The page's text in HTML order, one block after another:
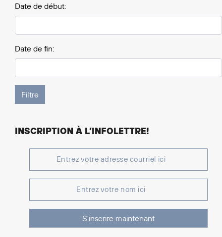
Date de début:
Date de fin:
INSCRIPTION À L’INFOLETTRE!
S'inscrire maintenant